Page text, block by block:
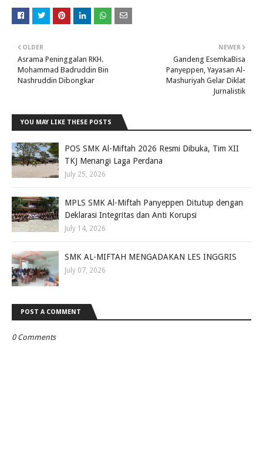
NEWER
Gandeng EsemkaBisa
Panyeppen, Yayasan Al-
Mashuriyah Gelar Diklat
Jurnalistik
OLDER
Asrama Peninggalan RKH.
Mohammad Badruddin Bin
Nashruddin Dibongkar
YOU MAY LIKE THESE POSTS
POS SMK Al-Miftah 2026 Resmi Dibuka, Tim XII
TKJ Menangi Laga Perdana
July 25, 2026
MPLS SMK Al-Miftah Panyeppen Ditutup dengan
Deklarasi Integritas dan Anti Korupsi
July 14, 2026
SMK AL-MIFTAH MENGADAKAN LES INGGRIS
July 07, 2026
POST A COMMENT
0 Comments